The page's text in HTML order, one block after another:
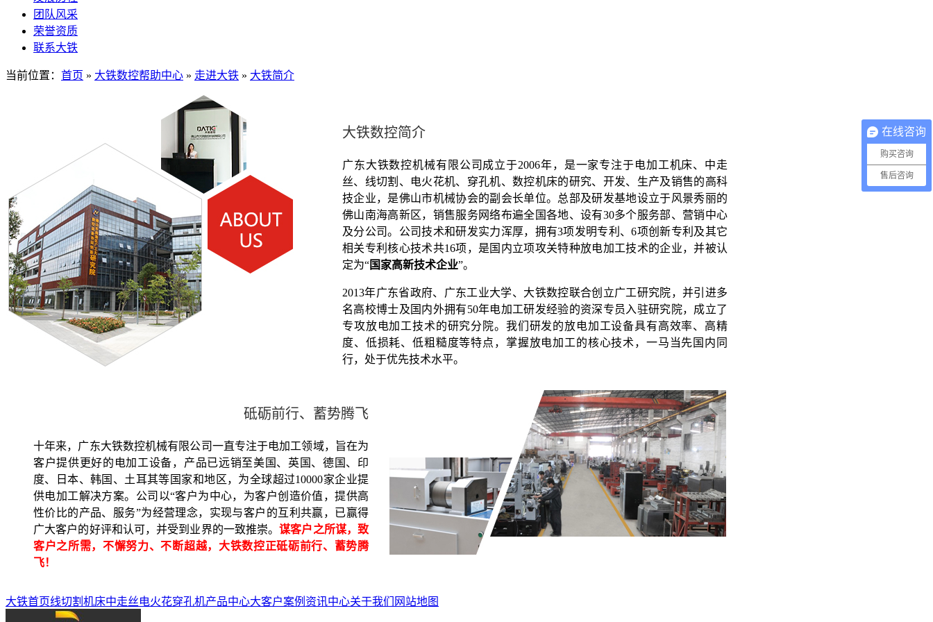
团队风采
荣誉资质
联系大铁
当前位置： 首页 » 大铁数控帮助中心 » 走进大铁 » 大铁简介
大铁数控简介
广东大铁数控机械有限公司成立于2006年，是一家专注于电加工机床、中走
丝、线切割、电火花机、穿孔机、数控机床的研究、开发、生产及销售的高科
技企业，是佛山市机械协会的副会长单位。总部及研发基地设立于风景秀丽的
佛山南海高新区，销售服务网络布遍全国各地、设有30多个服务部、营销中心
及分公司。公司技术和研发实力浑厚，拥有3项发明专利、6项创新专利及其它
相关专利核心技术共16项，是国内立项攻关特种放电加工技术的企业，并被认
定为“国家高新技术企业”。
2013年广东省政府、广东工业大学、大铁数控联合创立广工研究院，并引进多
名高校博士及国内外拥有50年电加工研发经验的资深专员入驻研究院，成立了
专攻放电加工技术的研究分院。我们研发的放电加工设备具有高效率、高精
度、低损耗、低粗糙度等特点，掌握放电加工的核心技术，一马当先国内同
行，处于优先技术水平。
砥砺前行、蓄势腾飞
十年来，广东大铁数控机械有限公司一直专注于电加工领域，旨在为
客户提供更好的电加工设备，产品已远销至美国、英国、德国、印
度、日本、韩国、土耳其等国家和地区，为全球超过10000家企业提
供电加工解决方案。公司以“客户为中心，为客户创造价值，提供高
性价比的产品、服务”为经营理念，实现与客户的互利共赢，已赢得
广大客户的好评和认可，并受到业界的一致推崇。谋客户之所谋，致
客户之所需，不懈努力、不断超越，大铁数控正砥砺前行、蓄势腾
飞！
大铁首页线切割机床中走丝电火花穿孔机产品中心大客户案例 资讯中心关于我们 网站地图
在线咨询
购买咨询
售后咨询